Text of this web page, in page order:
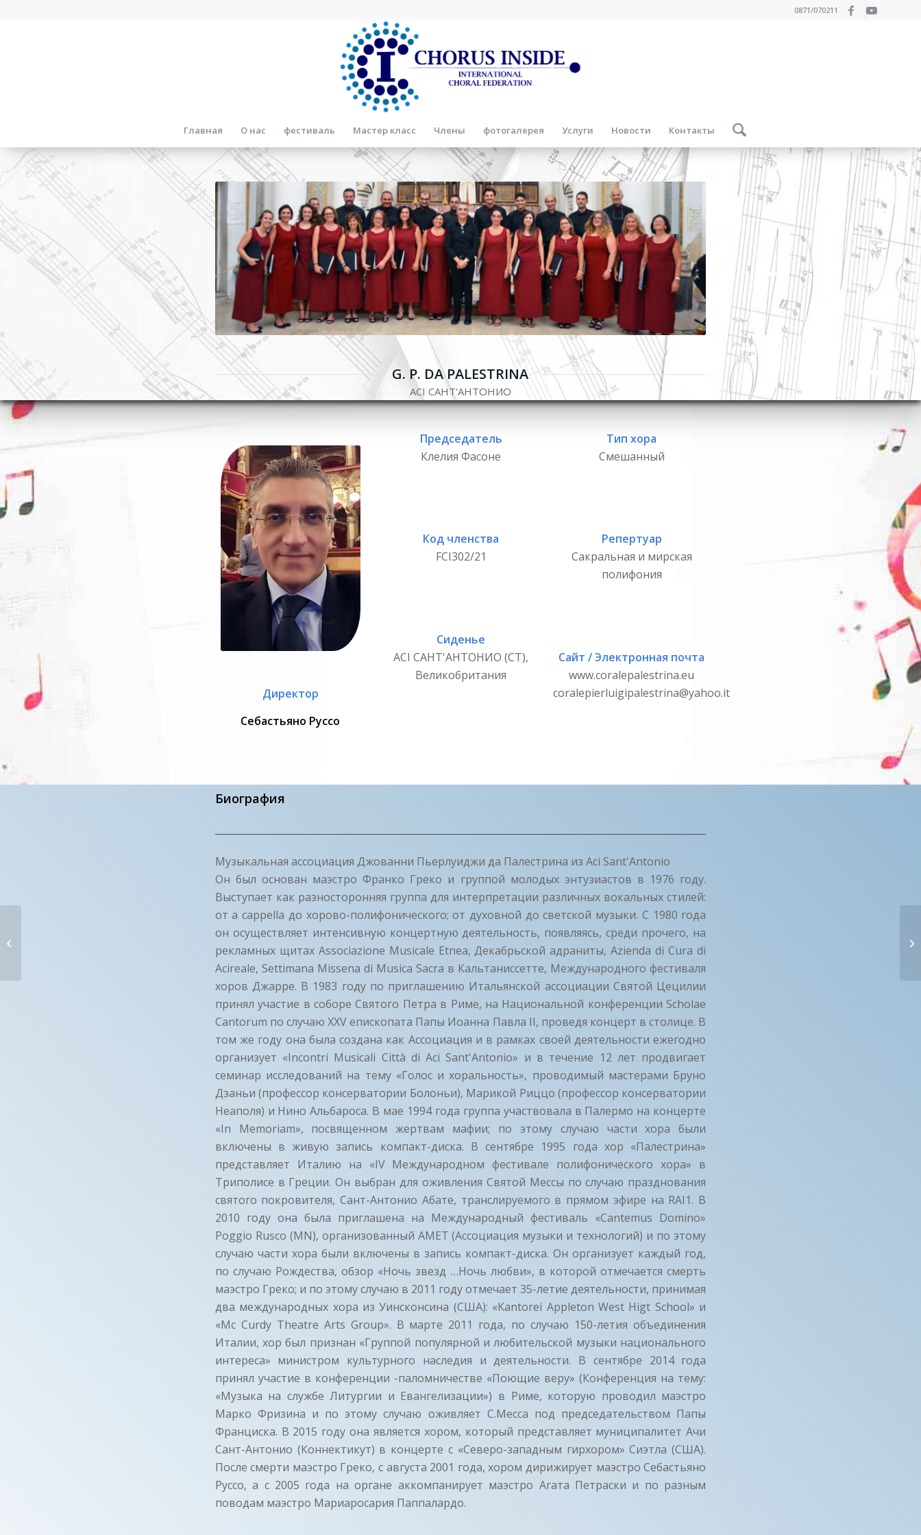
0871/070211
Главная О нас фестиваль Мастер класс Члены фотогалерея Услуги Новости Контакты
G. P. DA PALESTRINA
ACI САНТ'АНТОНИО
Директор
Себастьяно Руссо
Председатель
Клелия Фасоне
Код членства
FCI302/21
Сиденье
ACI САНТ'АНТОНИО (CT),
Великобритания
Тип хора
Смешанный
Репертуар
Сакральная и мирская
полифония
Сайт / Электронная почта
www.coralepalestrina.eu
coralepierluigipalestrina@yahoo.it
Биография
Музыкальная ассоциация Джованни Пьерлуиджи да Палестрина из Aci Sant'Antonio
Он был основан маэстро Франко Греко и группой молодых энтузиастов в 1976 году.
Выступает как разносторонняя группа для интерпретации различных вокальных стилей:
от a cappella до хорово-полифонического; от духовной до светской музыки. С 1980 года
он осуществляет интенсивную концертную деятельность, появляясь, среди прочего, на
рекламных щитах Associazione Musicale Etnea, Декабрьской адраниты, Azienda di Cura di
Acireale, Settimana Missena di Musica Sacra в Кальтаниссетте, Международного фестиваля
хоров Джарре. В 1983 году по приглашению Итальянской ассоциации Святой Цецилии
принял участие в соборе Святого Петра в Риме, на Национальной конференции Scholae
Cantorum по случаю XXV епископата Папы Иоанна Павла II, проведя концерт в столице. В
том же году она была создана как Ассоциация и в рамках своей деятельности ежегодно
организует «Incontri Musicali Città di Aci Sant'Antonio» и в течение 12 лет продвигает
семинар исследований на тему «Голос и хоральность», проводимый мастерами Бруно
Дзаньи (профессор консерватории Болоньи), Марикой Риццо (профессор консерватории
Неаполя) и Нино Альбароса. В мае 1994 года группа участвовала в Палермо на концерте
«In Memoriam», посвященном жертвам мафии; по этому случаю части хора были
включены в живую запись компакт-диска. В сентябре 1995 года хор «Палестрина»
представляет Италию на «IV Международном фестивале полифонического хора» в
Триполисе в Греции. Он выбран для оживления Святой Мессы по случаю празднования
святого покровителя, Сант-Антонио Абате, транслируемого в прямом эфире на RAI1. В
2010 году она была приглашена на Международный фестиваль «Cantemus Domino»
Poggio Rusco (MN), организованный AMET (Ассоциация музыки и технологий) и по этому
случаю части хора были включены в запись компакт-диска. Он организует каждый год,
по случаю Рождества, обзор «Ночь звезд …Ночь любви», в которой отмечается смерть
маэстро Греко; и по этому случаю в 2011 году отмечает 35-летие деятельности, принимая
два международных хора из Уинсконсина (США): «Kantorei Appleton West Higt School» и
«Mc Curdy Theatre Arts Group». В марте 2011 года, по случаю 150-летия объединения
Италии, хор был признан «Группой популярной и любительской музыки национального
интереса» министром культурного наследия и деятельности. В сентябре 2014 года
принял участие в конференции -паломничестве «Поющие веру» (Конференция на тему:
«Музыка на службе Литургии и Евангелизации») в Риме, которую проводил маэстро
Марко Фризина и по этому случаю оживляет С.Месса под председательством Папы
Франциска. В 2015 году она является хором, который представляет муниципалитет Ачи
Сант-Антонио (Коннектикут) в концерте с «Северо-западным гирхором» Сиэтла (США).
После смерти маэстро Греко, с августа 2001 года, хором дирижирует маэстро Себастьяно
Руссо, а с 2005 года на органе аккомпанирует маэстро Агата Петраски и по разным
поводам маэстро Мариаросария Паппалардо.